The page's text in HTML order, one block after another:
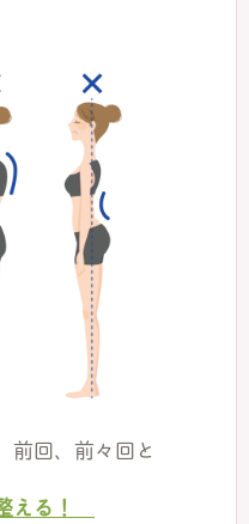
前回、前々回と
える！